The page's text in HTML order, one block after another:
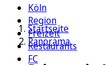
Köln
Region
Freizeit
Restaurants
FC
Startseite
Panorama